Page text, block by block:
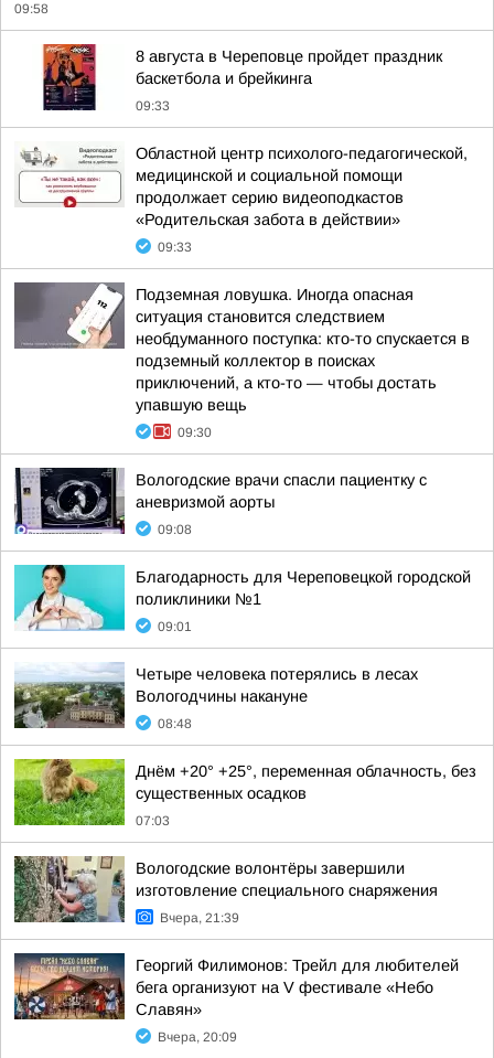
09:58
8 августа в Череповце пройдет праздник
баскетбола и брейкинга
09:33
Областной центр психолого-педагогической,
медицинской и социальной помощи
продолжает серию видеоподкастов
«Родительская забота в действии»
09:33
Подземная ловушка. Иногда опасная
ситуация становится следствием
необдуманного поступка: кто-то спускается в
подземный коллектор в поисках
приключений, а кто-то — чтобы достать
упавшую вещь
09:30
Вологодские врачи спасли пациентку с
аневризмой аорты
09:08
Благодарность для Череповецкой городской
поликлиники №1
09:01
Четыре человека потерялись в лесах
Вологодчины накануне
08:48
Днём +20° +25°, переменная облачность, без
существенных осадков
07:03
Вологодские волонтёры завершили
изготовление специального снаряжения
Вчера, 21:39
Георгий Филимонов: Трейл для любителей
бега организуют на V фестивале «Небо
Славян»
Вчера, 20:09